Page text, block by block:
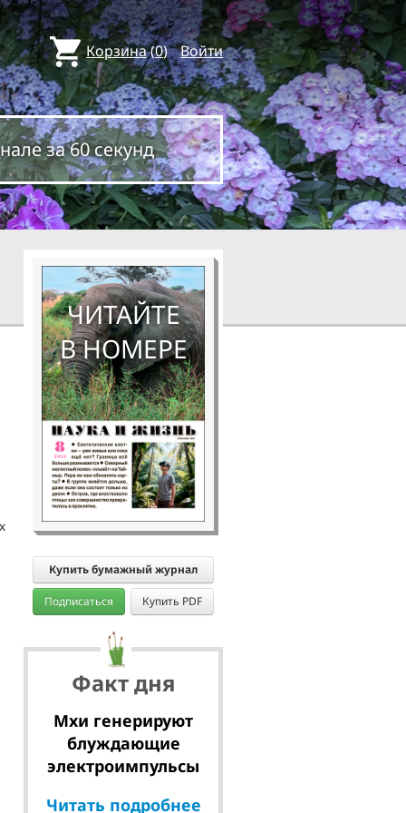
Корзина(0) Войти
за 60 секунд
ЧИТАЙТЕ
В НОМЕРЕ
Купить бумажный журнал
Подписаться Купить PDF
Факт дня
Мхи генерируют
блуждающие
электроимпульсы
Читать подробнее